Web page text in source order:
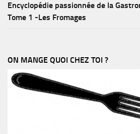
Encyclopédie passionnée de la
Tome 1 -Les Fromages
ON MANGE QUOI CHEZ TOI ?